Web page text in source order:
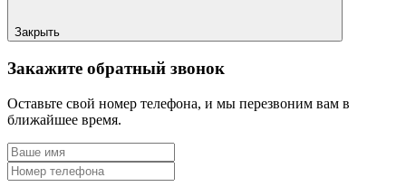
Закрыть
Закажите обратный звонок
Оставьте свой номер телефона, и мы перезвоним вам в
ближайшее время.